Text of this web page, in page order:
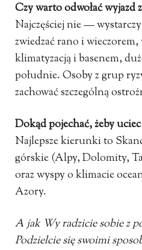
Czy warto odwołać wyjazd
Najczęściej nie —
zwiedzać rano i
klimatyzacją i basenem,
południe. Osoby z grup
zachować szczególną
Dokąd pojechać, żeby
Najlepsze kierunki to
górskie (Alpy, Dolomity,
oraz wyspy o klimacie
Azory.
A jak Wy radzicie sobie z
Podzielcie się swoimi